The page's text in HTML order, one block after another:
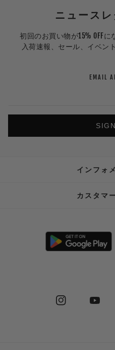
ニュース
初回のお買い物が15% OFF
入荷速報、セール、イベン
EMAIL
インフォ
ABOUT
カスタマ
Instagram YouTube